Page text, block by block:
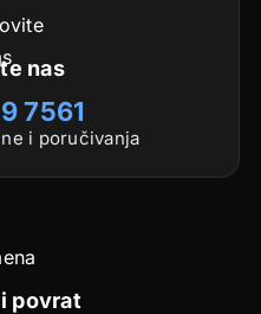
nas
7561
i poručivanja
povrat